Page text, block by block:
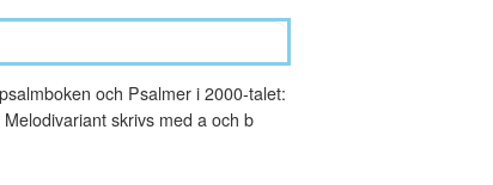
och Psalmer i 2000-talet:
skrivs med a och b